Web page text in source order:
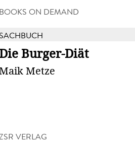
BOOKS ON DEMAND
SACHBUCH
Die Burger-Diät
Metze
VERLAG